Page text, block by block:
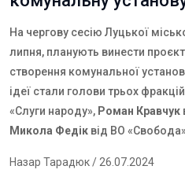
На чергову сесію Луцької
липня, планують винести
створення комунальної
ідеї стали голови трьох
«Слуги народу», Роман Кравчук
Микола Федік від ВО
Назар Тарадюк/ 26.07.2024